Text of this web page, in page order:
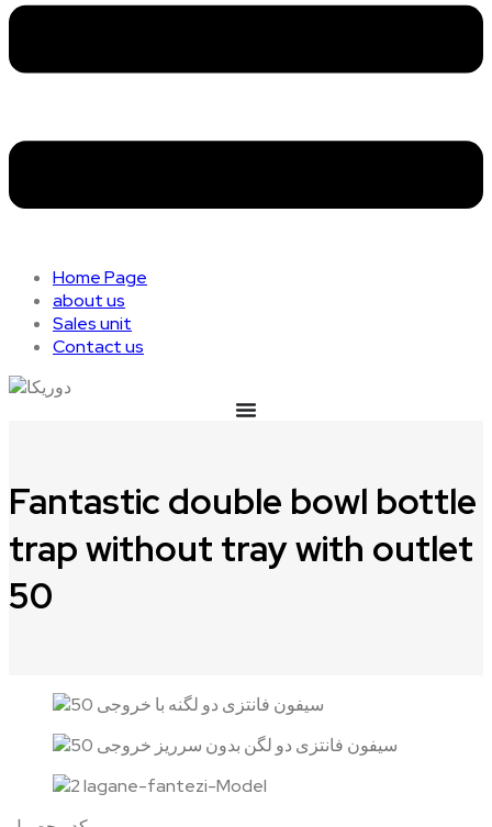
Home Page
about us
Sales unit
Contact us
Fantastic double bowl bottle
trap without tray with outlet
50